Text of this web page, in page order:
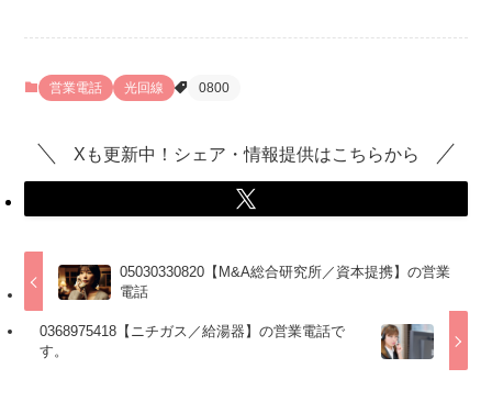
営業電話 光回線 0800
Xも更新中！シェア・情報提供はこちらから
05030330820【M&A総合研究所／資本提携】の営業
電話
0368975418【ニチガス／給湯器】の営業電話で
す。